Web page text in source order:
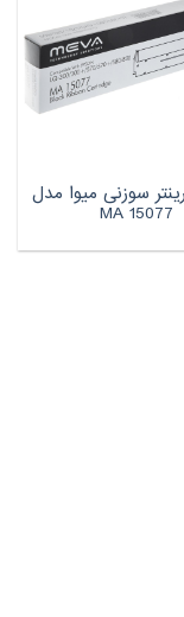
سوزنی میوا مدل
MA 15077